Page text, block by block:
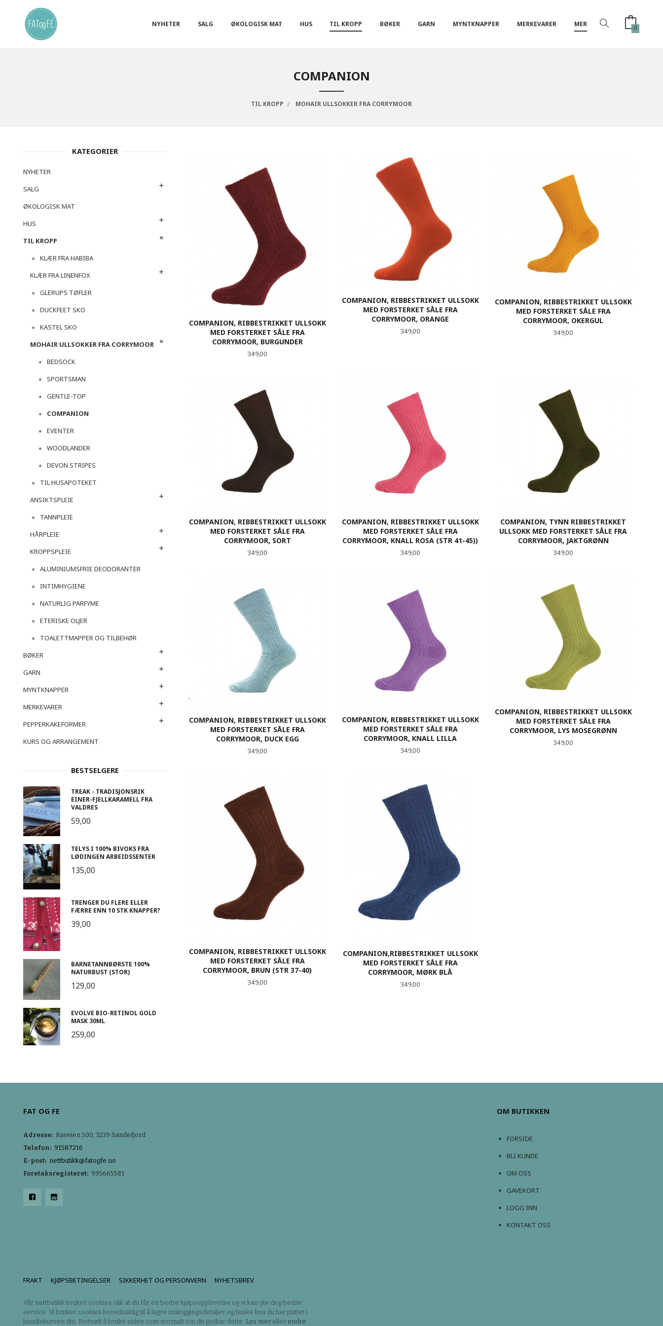
innholdet
PRODUKTER
NYHETER SALG ØKOLOGISK MAT HUS TIL KROPP BØKER GARN MYNTKNAPPER MERKEVARER MER 0
COMPANION
TIL KROPP MOHAIR ULLSOKKER FRA CORRYMOOR
COMPANION, RIBBESTRIKKET ULLSOKK
MED FORSTERKET SÅLE FRA
CORRYMOOR, BURGUNDER
Pris
349,00
COMPANION, RIBBESTRIKKET ULLSOKK
MED FORSTERKET SÅLE FRA
CORRYMOOR, ORANGE
Pris
349,00
COMPANION, RIBBESTRIKKET ULLSOKK
MED FORSTERKET SÅLE FRA
CORRYMOOR, OKERGUL
Pris
349,00
COMPANION, RIBBESTRIKKET ULLSOKK
MED FORSTERKET SÅLE FRA
CORRYMOOR, SORT
Pris
349,00
COMPANION, RIBBESTRIKKET ULLSOKK
MED FORSTERKET SÅLE FRA
CORRYMOOR, KNALL ROSA (STR 41-45))
Pris
349,00
COMPANION, TYNN RIBBESTRIKKET
ULLSOKK MED FORSTERKET SÅLE FRA
CORRYMOOR, JAKTGRØNN
Pris
349,00
COMPANION, RIBBESTRIKKET ULLSOKK
MED FORSTERKET SÅLE FRA
CORRYMOOR, DUCK EGG
Pris
349,00
COMPANION, RIBBESTRIKKET ULLSOKK
MED FORSTERKET SÅLE FRA
CORRYMOOR, KNALL LILLA
Pris
349,00
COMPANION, RIBBESTRIKKET ULLSOKK
MED FORSTERKET SÅLE FRA
CORRYMOOR, LYS MOSEGRØNN
Pris
349,00
COMPANION, RIBBESTRIKKET ULLSOKK
MED FORSTERKET SÅLE FRA
CORRYMOOR, BRUN (STR 37-40)
Pris
349,00
COMPANION,RIBBESTRIKKET ULLSOKK
MED FORSTERKET SÅLE FRA
CORRYMOOR, MØRK BLÅ
Pris
349,00
KATEGORIER
NYHETER
SALG
ØKOLOGISK MAT
HUS
TIL KROPP
KLÆR FRA HABIBA
KLÆR FRA LINENFOX
GLERUPS TØFLER
DUCKFEET SKO
KASTEL SKO
MOHAIR ULLSOKKER FRA CORRYMOOR
BEDSOCK
SPORTSMAN
GENTLE-TOP
COMPANION
EVENTER
WOODLANDER
DEVON STRIPES
TIL HUSAPOTEKET
ANSIKTSPLEIE
TANNPLEIE
HÅRPLEIE
KROPPSPLEIE
ALUMINIUMSFRIE DEODORANTER
INTIMHYGIENE
NATURLIG PARFYME
ETERISKE OLJER
TOALETTMAPPER OG TILBEHØR
BØKER
GARN
MYNTKNAPPER
MERKEVARER
PEPPERKAKEFORMER
KURS OG ARRANGEMENT
BESTSELGERE
TREAK - TRADISJONSRIK
EINER-FJELLKARAMELL FRA
VALDRES
59,00
TELYS I 100% BIVOKS FRA
LØDINGEN ARBEIDSSENTER
135,00
TRENGER DU FLERE ELLER
FÆRRE ENN 10 STK KNAPPER?
39,00
BARNETANNBØRSTE 100%
NATURBUST (STOR)
129,00
EVOLVE BIO-RETINOL GOLD
MASK 30ML
259,00
FAT OG FE
Adresse: Raveien 500, 3239 Sandefjord
Telefon: 91587216
E-post: nettbutikk@fatogfe.no
Foretaksregisteret: 995665581
OM BUTIKKEN
FORSIDE
BLI KUNDE
OM OSS
GAVEKORT
LOGG INN
KONTAKT OSS
FRAKT KJØPSBETINGELSER SIKKERHET OG PERSONVERN NYHETSBREV
Vår nettbutikk bruker cookies slik at du får en bedre kjøpsopplevelse og vi kan yte deg bedre
service. Vi bruker cookies hovedsaklig til å lagre innloggingsdetaljer og huske hva du har puttet i
handlekurven din. Fortsett å bruke siden som normalt om du godtar dette. Les mer eller endre